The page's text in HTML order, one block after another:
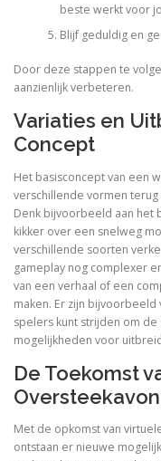
beste werkt voor
Blijf geduldig en
Door deze stappen te
aanzienlijk verbeteren.
Variaties en
Concept
Het basisconcept van een
verschillende vormen
Denk bijvoorbeeld aan het
kikker over een snelweg
verschillende soorten
gameplay nog complexer
van een verhaal of een
maken. Er zijn
spelers kunt strijden om
mogelijkheden voor
De Toekomst
Met de opkomst van
ontstaan er nieuwe